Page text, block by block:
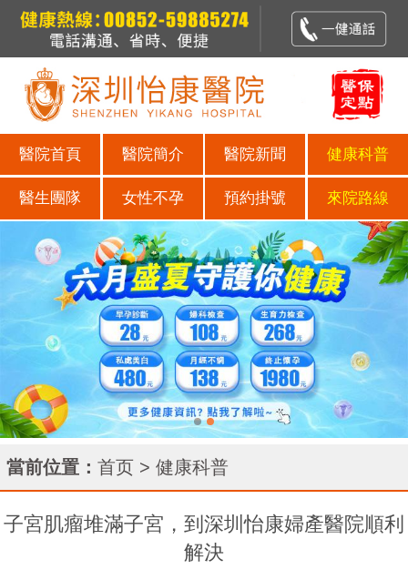
醫院首頁 醫院簡介 醫院新聞 健康科普
醫生團隊 女性不孕 預約掛號 來院路線
當前位置： 首页 > 健康科普
子宮肌瘤堆滿子宮，到深圳怡康婦產醫院順利
解決